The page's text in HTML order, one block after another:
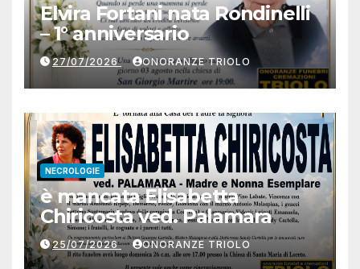
Elvira Fortani nata Rondinelli
– 1° anniversario
27/07/2026 ONORANZE TRIOLO
NECROLOGIE
è mancata Elisabetta
Chiricosta ved. Palamara
25/07/2026 ONORANZE TRIOLO